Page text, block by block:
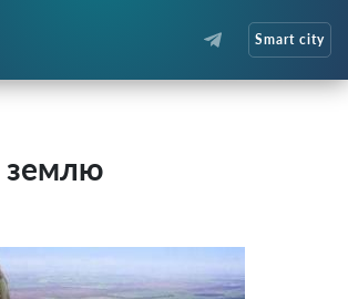
Smart city
землю